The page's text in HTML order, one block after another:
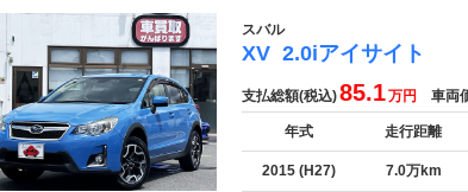
スバル
XV 2.0iアイサイト
支払総額(税込)85.1万円 車両
年式 走行距離
2015 (H27) 7.0万km